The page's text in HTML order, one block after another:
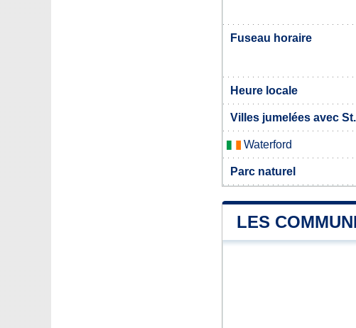
Fuseau horaire
Heure locale
Villes jumelées avec
Waterford
Parc naturel
LES